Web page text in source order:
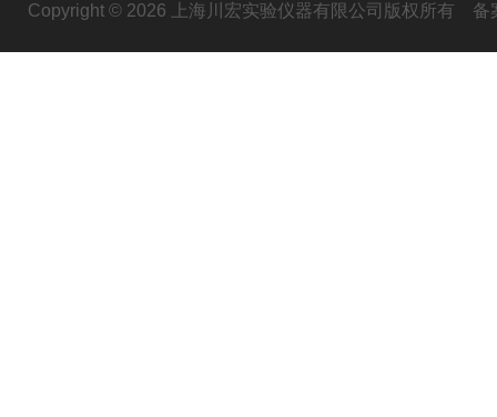
Copyright © 2026 上海川宏实验仪器有限公司版权所有 备